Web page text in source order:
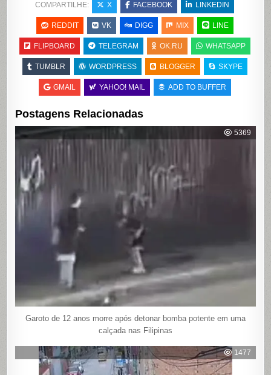
COMPARTILHE: X FACEBOOK LINKEDIN
REDDIT VK DIGG MIX LINE
FLIPBOARD TELEGRAM OK.RU WHATSAPP
TUMBLR WORDPRESS BLOGGER SKYPE
GMAIL YAHOO! MAIL ADD TO BUFFER
Postagens Relacionadas
5369
Garoto de 12 anos morre após detonar bomba potente em uma
calçada nas Filipinas
1477